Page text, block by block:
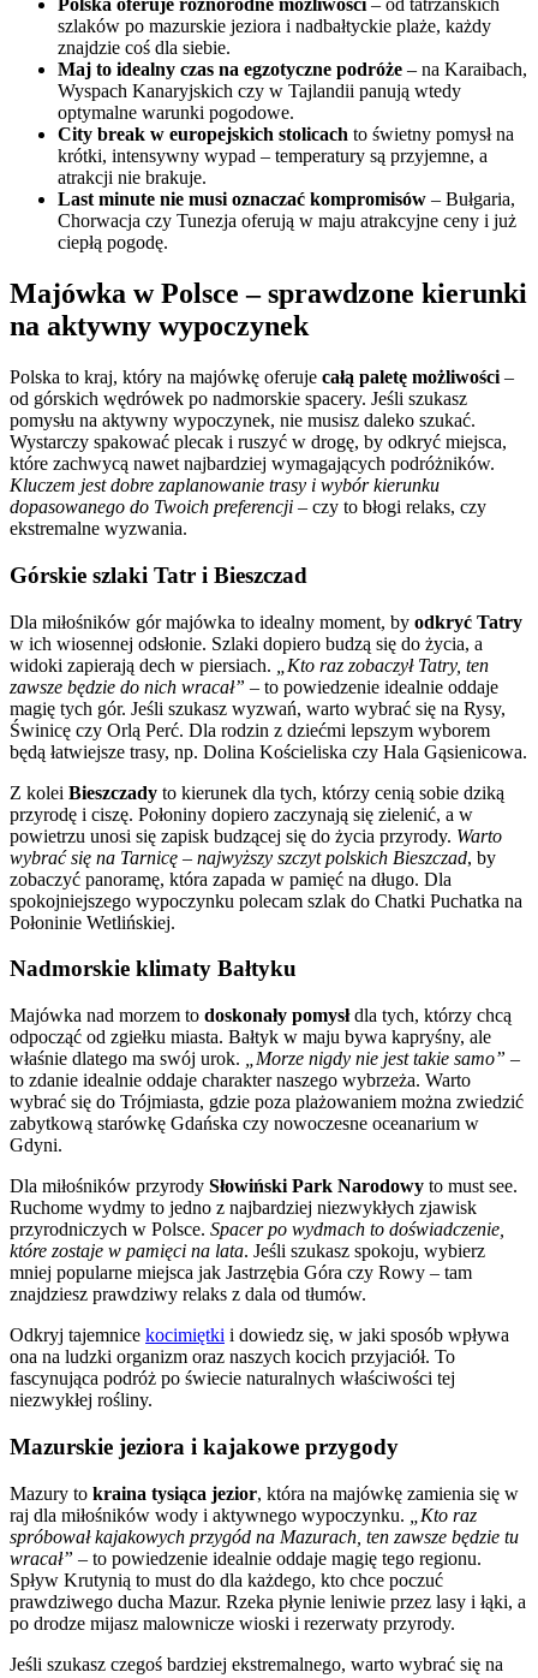
Polska oferuje różnorodne możliwości – od tatrzańskich
szlaków po mazurskie jeziora i nadbałtyckie plaże, każdy
znajdzie coś dla siebie.
Maj to idealny czas na egzotyczne podróże – na Karaibach,
Wyspach Kanaryjskich czy w Tajlandii panują wtedy
optymalne warunki pogodowe.
City break w europejskich stolicach to świetny pomysł na
krótki, intensywny wypad – temperatury są przyjemne, a
atrakcji nie brakuje.
Last minute nie musi oznaczać kompromisów – Bułgaria,
Chorwacja czy Tunezja oferują w maju atrakcyjne ceny i już
ciepłą pogodę.
Majówka w Polsce – sprawdzone kierunki
na aktywny wypoczynek
Polska to kraj, który na majówkę oferuje całą paletę możliwości –
od górskich wędrówek po nadmorskie spacery. Jeśli szukasz
pomysłu na aktywny wypoczynek, nie musisz daleko szukać.
Wystarczy spakować plecak i ruszyć w drogę, by odkryć miejsca,
które zachwycą nawet najbardziej wymagających podróżników.
Kluczem jest dobre zaplanowanie trasy i wybór kierunku
dopasowanego do Twoich preferencji – czy to błogi relaks, czy
ekstremalne wyzwania.
Górskie szlaki Tatr i Bieszczad
Dla miłośników gór majówka to idealny moment, by odkryć Tatry
w ich wiosennej odsłonie. Szlaki dopiero budzą się do życia, a
widoki zapierają dech w piersiach.
„Kto raz zobaczył Tatry, ten
zawsze będzie do nich wracał” – to powiedzenie idealnie oddaje
magię tych gór. Jeśli szukasz wyzwań, warto wybrać się na Rysy,
Świnicę czy Orlą Perć. Dla rodzin z dziećmi lepszym wyborem
będą łatwiejsze trasy, np. Dolina Kościeliska czy Hala Gąsienicowa.
Z kolei Bieszczady to kierunek dla tych, którzy cenią sobie dziką
przyrodę i ciszę. Połoniny dopiero zaczynają się zielenić, a w
powietrzu unosi się zapisk budzącej się do życia przyrody. Warto
wybrać się na Tarnicę – najwyższy szczyt polskich Bieszczad, by
zobaczyć panoramę, która zapada w pamięć na długo. Dla
spokojniejszego wypoczynku polecam szlak do Chatki Puchatka na
Połoninie Wetlińskiej.
Nadmorskie klimaty Bałtyku
Majówka nad morzem to doskonały pomysłdla tych, którzy chcą
odpocząć od zgiełku miasta. Bałtyk w maju bywa kapryśny, ale
właśnie dlatego ma swój urok.
„Morze nigdy nie jest takie samo” –
to zdanie idealnie oddaje charakter naszego wybrzeża. Warto
wybrać się do Trójmiasta, gdzie poza plażowaniem można zwiedzić
zabytkową starówkę Gdańska czy nowoczesne oceanarium w
Gdyni.
Dla miłośników przyrody Słowiński Park Narodowy to must see.
Ruchome wydmy to jedno z najbardziej niezwykłych zjawisk
przyrodniczych w Polsce. Spacer po wydmach to doświadczenie,
które zostaje w pamięci na lata. Jeśli szukasz spokoju, wybierz
mniej popularne miejsca jak Jastrzębia Góra czy Rowy – tam
znajdziesz prawdziwy relaks z dala od tłumów.
Odkryj tajemnice kocimiętki i dowiedz się, w jaki sposób wpływa
ona na ludzki organizm oraz naszych kocich przyjaciół. To
fascynująca podróż po świecie naturalnych właściwości tej
niezwykłej rośliny.
Mazurskie jeziora i kajakowe przygody
Mazury to kraina tysiąca jezior, która na majówkę zamienia się w
raj dla miłośników wody i aktywnego wypoczynku.
„Kto raz
spróbował kajakowych przygód na Mazurach, ten zawsze będzie tu
wracał” – to powiedzenie idealnie oddaje magię tego regionu.
Spływ Krutynią to must do dla każdego, kto chce poczuć
prawdziwego ducha Mazur. Rzeka płynie leniwie przez lasy i łąki, a
po drodze mijasz malownicze wioski i rezerwaty przyrody.
Jeśli szukasz czegoś bardziej ekstremalnego, warto wybrać się na